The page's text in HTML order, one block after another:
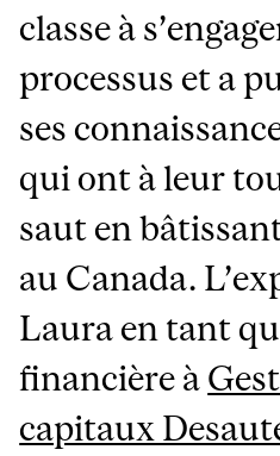
classe à
processus et a
ses
qui ont à leur
saut en
au Canada.
Laura en tant
financière à
capitaux